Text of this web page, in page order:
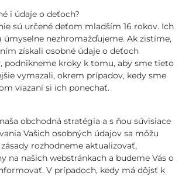
i údaje o deťoch?
sú určené deťom mladším 16 rokov. Ich
úmyselne nezhromažďujeme. Ak zistíme,
získali osobné údaje o deťoch
podnikneme kroky k tomu, aby sme tieto
vymazali, okrem prípadov, kedy sme
viazaní si ich ponechať.
obchodná stratégia a s ňou súvisiace
Vašich osobných údajov sa môžu
rozhodneme aktualizovať,
na našich webstránkach a budeme Vás o
V prípadoch, kedy má dôjsť k